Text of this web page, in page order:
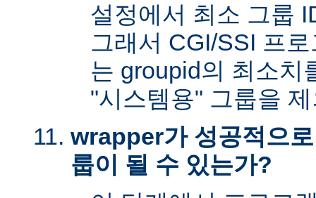
설정에서 최소 그룹
그래서 CGI/SSI 프
는 groupid의 최소치
"시스템용" 그룹을
wrapper가 성공적으
룹이 될 수 있는가?